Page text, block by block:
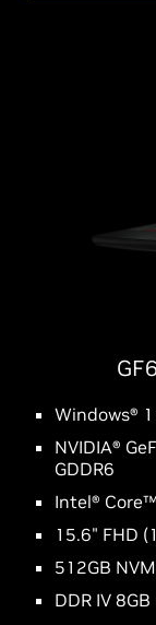
Windows®
NVIDIA®
GDDR6
Intel®
15.6" FHD
512GB
DDR IV